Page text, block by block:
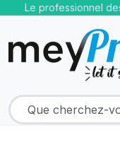
Le professionnel